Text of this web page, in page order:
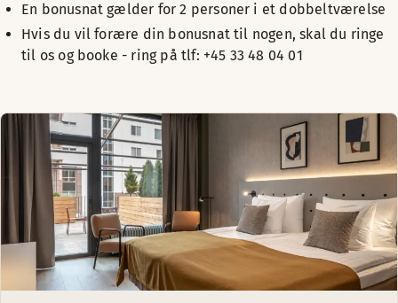
En bonusnat gælder for 2 personer i et dobbeltværelse
Hvis du vil forære din bonusnat til nogen, skal du ringe
til os og booke - ring på tlf: +45 33 48 04 01
Hotel
Scandic Opus,Horsens
Scandic Regina,Herning
Scandic Aarhus Vest
Scandic Aalborg City